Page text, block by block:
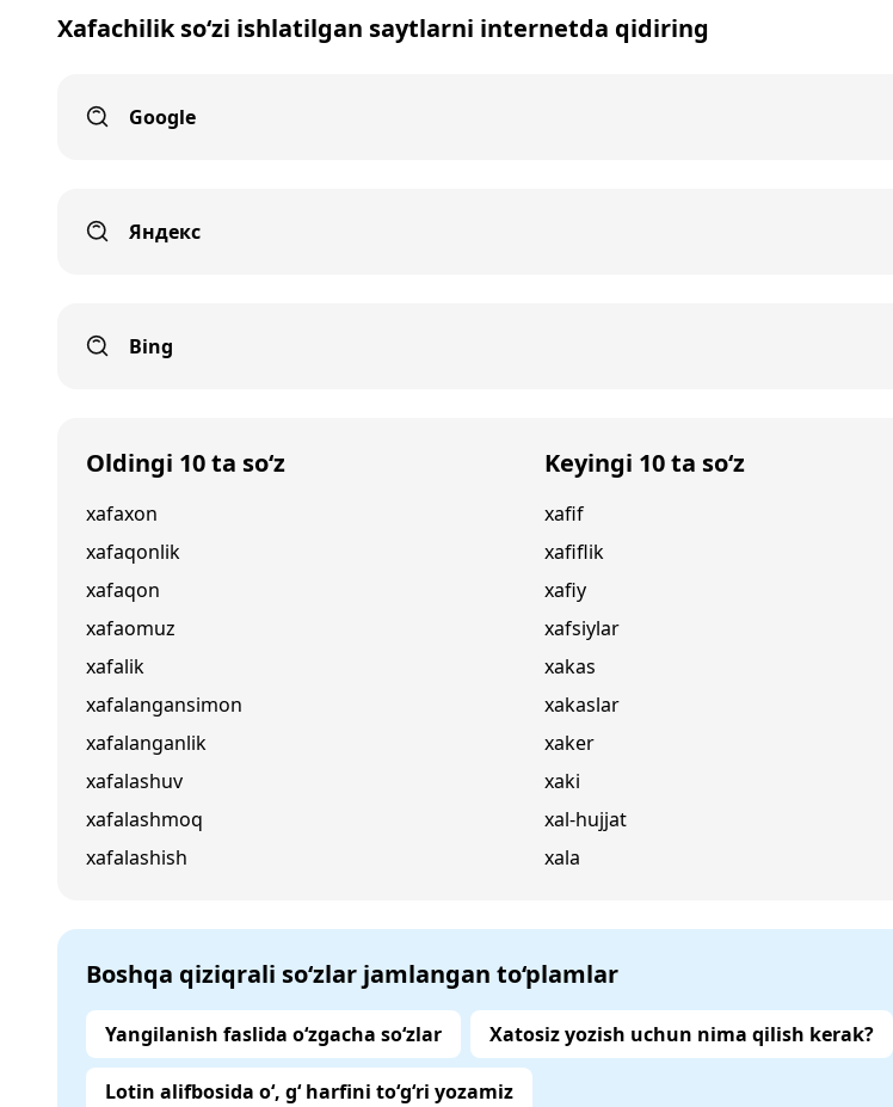
Xafachilik so‘zi ishlatilgan saytlarni internetda qidiring
Google
Яндекс
Bing
Oldingi 10 ta so‘z
xafaxon
xafaqonlik
xafaqon
xafaomuz
xafalik
xafalangansimon
xafalanganlik
xafalashuv
xafalashmoq
xafalashish
Keyingi 10 ta so‘z
xafif
xafiflik
xafiy
xafsiylar
xakas
xakaslar
xaker
xaki
xal-hujjat
xala
Boshqa qiziqrali so‘zlar jamlangan to‘plamlar
Yangilanish faslida o‘zgacha so‘zlar Xatosiz yozish uchun nima qilish kerak?
Lotin alifbosida o‘, g‘ harfini to‘g‘ri yozamiz